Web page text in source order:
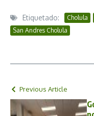
Etiquetado: Cholula
San Andres Cholula
Previous Article